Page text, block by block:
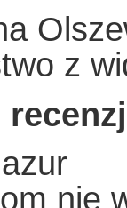
z
nie